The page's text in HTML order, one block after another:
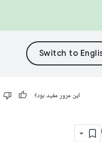
این مرور مفید بود؟